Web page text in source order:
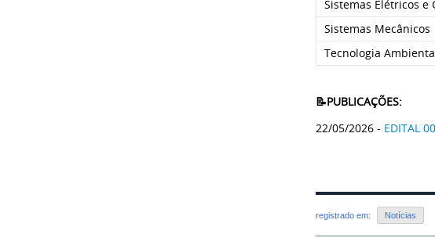
Sistemas Elétricos e
Sistemas Mecânicos
Tecnologia
📝PUBLICAÇÕES:
22/05/2026 - EDITAL
registrado em: Notícias